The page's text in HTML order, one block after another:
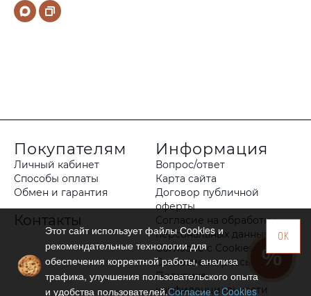
Покупателям
Личный кабинет
Способы оплаты
Обмен и гарантия
Контакты
Информация
Вопрос/ответ
Карта сайта
Договор публичной
оферты
Согласие на обработку
персональных данных
Согласие с Cookies
Согласие на рассылку
Политика
конфиденциальности
OK
Этот сайт использует файлы Сookies и
рекомендательные технологии для
обеспечения корректной работы, анализа
трафика, улучшения пользовательского опыта
и удобства пользователей.Согласие с Cookies